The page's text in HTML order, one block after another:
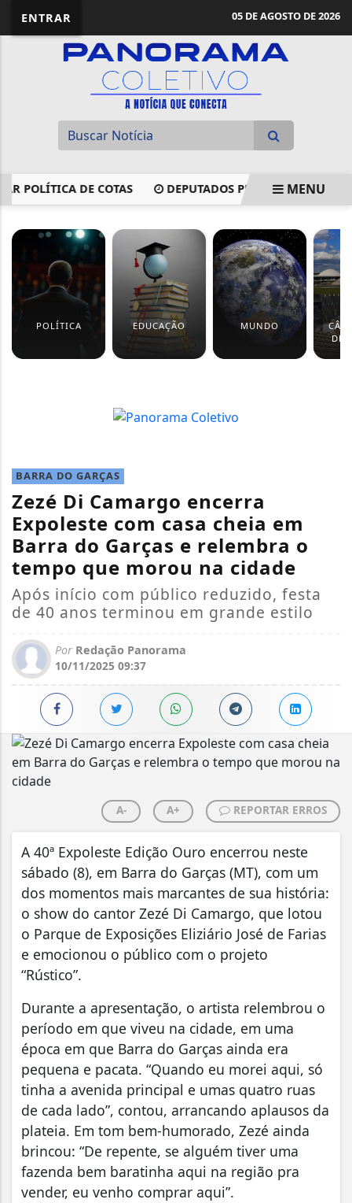
ENTRAR 05 DE AGOSTO DE 2026
POLÍTICA DE COTAS DEPUTADOS PEDEM MENU
POLÍTICA EDUCAÇÃO MUNDO
BARRA DO GARÇAS
Zezé Di Camargo encerra
Expoleste com casa cheia em
Barra do Garças e relembra o
tempo que morou na cidade
Após início com público reduzido, festa
de 40 anos terminou em grande estilo
Por Redação Panorama
10/11/2025 09:37
A- A+ REPORTAR ERROS
A 40ª Expoleste Edição Ouro encerrou neste
sábado (8), em Barra do Garças (MT), com um
dos momentos mais marcantes de sua história:
o show do cantor Zezé Di Camargo, que lotou
o Parque de Exposições Eliziário José de Farias
e emocionou o público com o projeto
“Rústico”.
Durante a apresentação, o artista relembrou o
período em que viveu na cidade, em uma
época em que Barra do Garças ainda era
pequena e pacata. “Quando eu morei aqui, só
tinha a avenida principal e umas quatro ruas
de cada lado”, contou, arrancando aplausos da
plateia. Em tom bem-humorado, Zezé ainda
brincou: “De repente, se alguém tiver uma
fazenda bem baratinha aqui na região pra
vender, eu venho comprar aqui”.